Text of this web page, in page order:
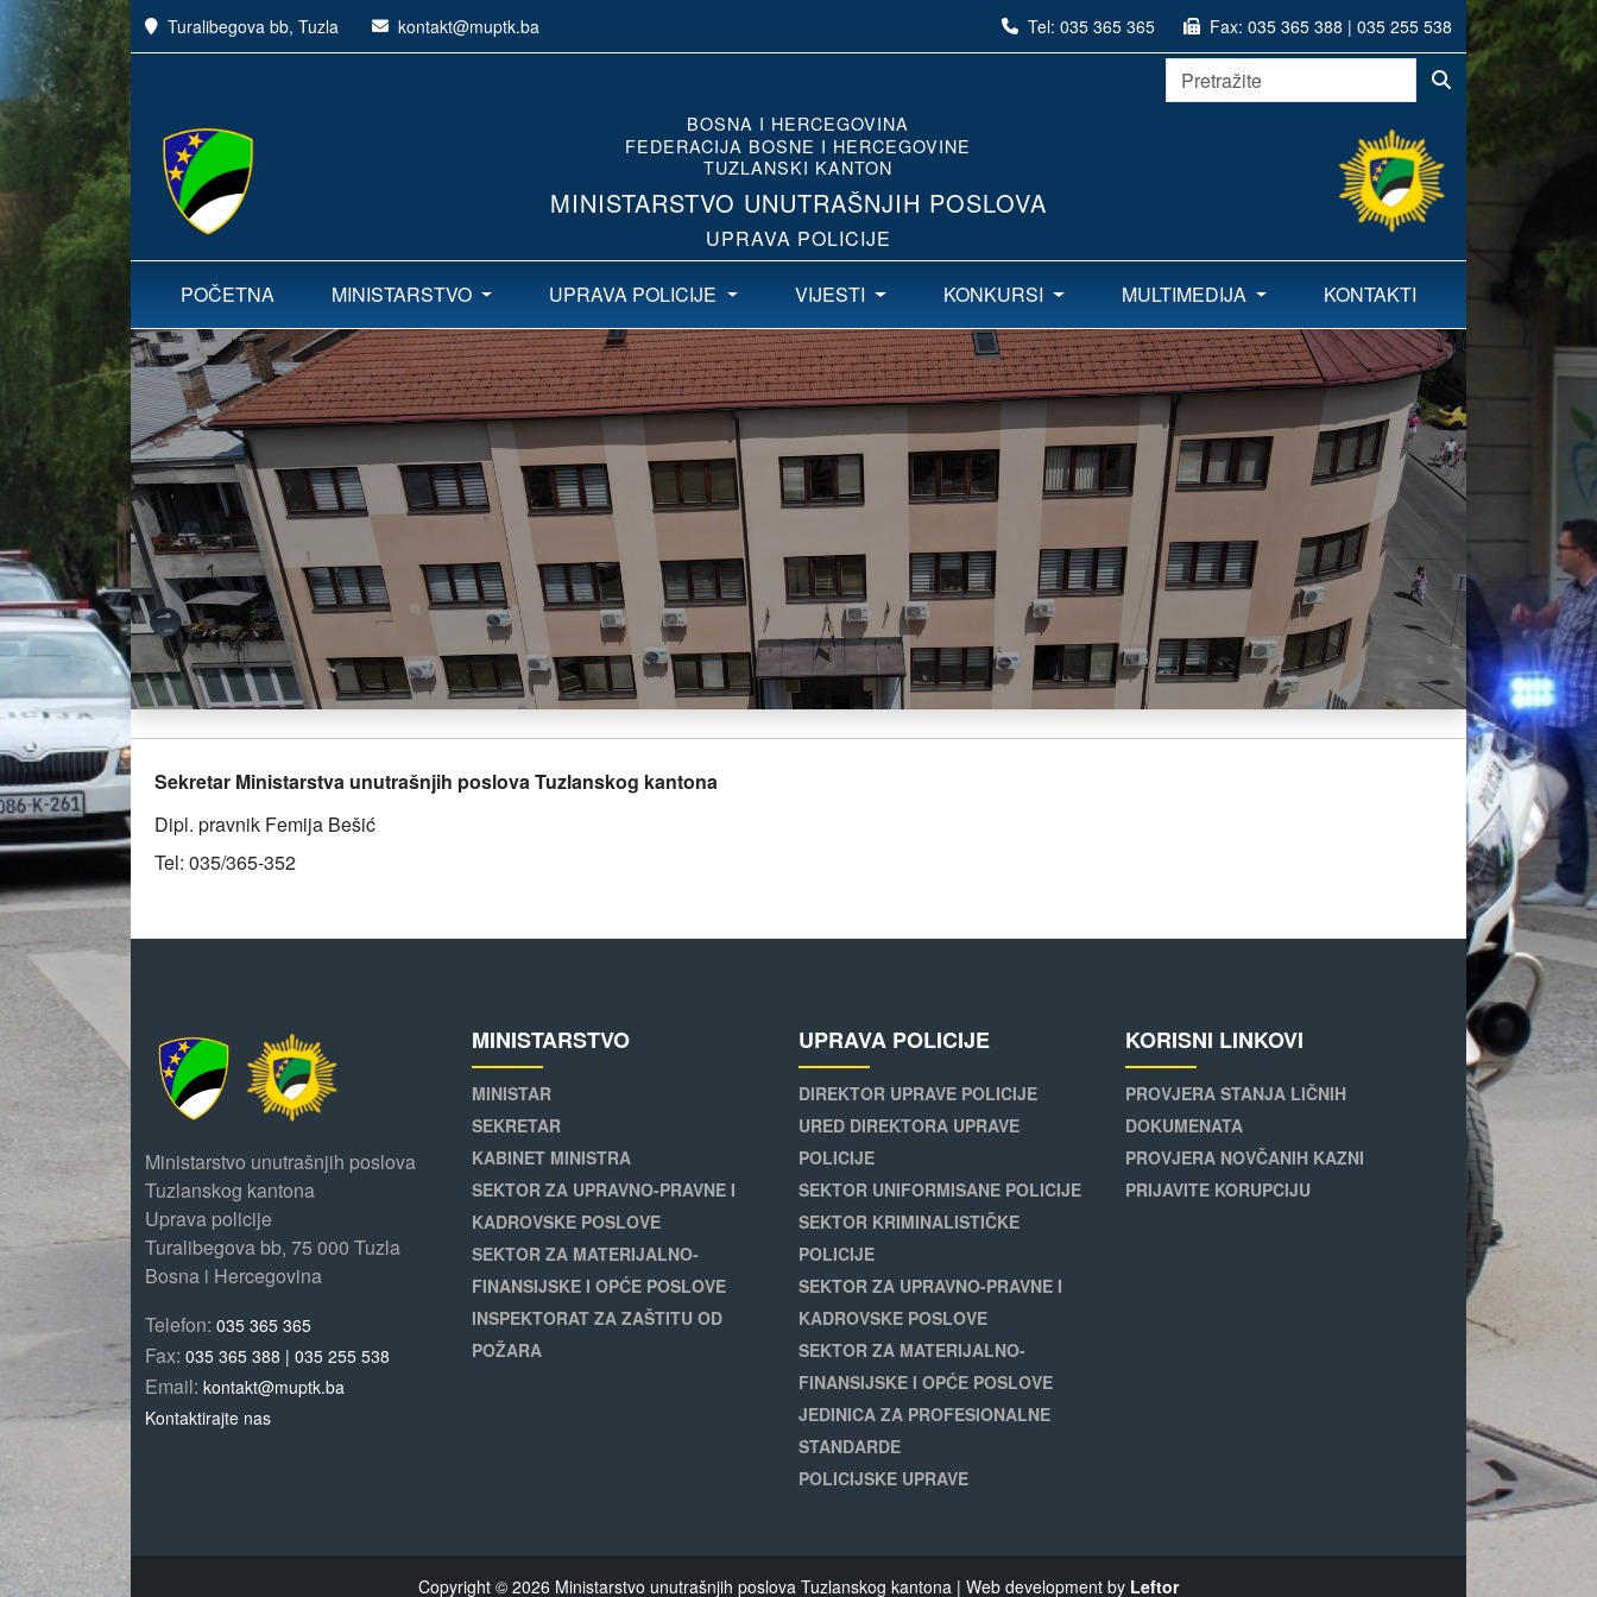
Turalibegova bb, Tuzla kontakt@muptk.ba Tel: 035 365 365 Fax: 035 365 388 | 035 255 538
BOSNA I HERCEGOVINA
FEDERACIJA BOSNE I HERCEGOVINE
TUZLANSKI KANTON
MINISTARSTVO UNUTRAŠNJIH POSLOVA
UPRAVA POLICIJE
POČETNA MINISTARSTVO UPRAVA POLICIJE VIJESTI KONKURSI MULTIMEDIJA KONTAKTI
Sekretar Ministarstva unutrašnjih poslova Tuzlanskog kantona
Dipl. pravnik Femija Bešić
Tel: 035/365-352
Ministarstvo unutrašnjih poslova
Tuzlanskog kantona
Uprava policije
Turalibegova bb, 75 000 Tuzla
Bosna i Hercegovina
Telefon: 035 365 365
Fax: 035 365 388 | 035 255 538
Email: kontakt@muptk.ba
Kontaktirajte nas
MINISTARSTVO
MINISTAR
SEKRETAR
KABINET MINISTRA
SEKTOR ZA UPRAVNO-PRAVNE I
KADROVSKE POSLOVE
SEKTOR ZA MATERIJALNO-
FINANSIJSKE I OPĆE POSLOVE
INSPEKTORAT ZA ZAŠTITU OD
POŽARA
UPRAVA POLICIJE
DIREKTOR UPRAVE POLICIJE
URED DIREKTORA UPRAVE
POLICIJE
SEKTOR UNIFORMISANE POLICIJE
SEKTOR KRIMINALISTIČKE
POLICIJE
SEKTOR ZA UPRAVNO-PRAVNE I
KADROVSKE POSLOVE
SEKTOR ZA MATERIJALNO-
FINANSIJSKE I OPĆE POSLOVE
JEDINICA ZA PROFESIONALNE
STANDARDE
POLICIJSKE UPRAVE
KORISNI LINKOVI
PROVJERA STANJA LIČNIH
DOKUMENATA
PROVJERA NOVČANIH KAZNI
PRIJAVITE KORUPCIJU
Copyright © 2026 Ministarstvo unutrašnjih poslova Tuzlanskog kantona | Web development by Leftor